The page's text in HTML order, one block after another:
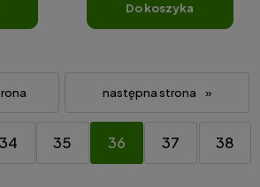
do koszyka
34 35 36 37 38
»